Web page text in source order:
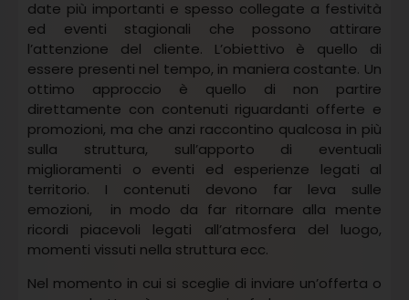
date più importanti e spesso collegate a festività
ed eventi stagionali che possono attirare
l’attenzione del cliente. L’obiettivo è quello di
essere presenti nel tempo, in maniera costante. Un
ottimo approccio è quello di non partire
direttamente con contenuti riguardanti offerte e
promozioni, ma che anzi raccontino qualcosa in più
sulla struttura, sull’apporto di eventuali
miglioramenti o eventi ed esperienze legati al
territorio. I contenuti devono far leva sulle
emozioni, in modo da far ritornare alla mente
ricordi piacevoli legati all’atmosfera del luogo,
momenti vissuti nella struttura ecc.
Nel momento in cui si sceglie di inviare un’offerta o